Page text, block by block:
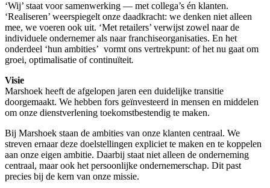
‘Wij’ staat voor samenwerking — met collega’s én klanten.
‘Realiseren’ weerspiegelt onze daadkracht: we denken niet alleen
mee, we voeren ook uit. ‘Met retailers’ verwijst zowel naar de
individuele ondernemer als naar franchiseorganisaties. En het
onderdeel ‘hun ambities’ vormt ons vertrekpunt: of het nu gaat om
groei, optimalisatie of continuïteit.
Visie
Marshoek heeft de afgelopen jaren een duidelijke transitie
doorgemaakt. We hebben fors geïnvesteerd in mensen en middelen
om onze dienstverlening toekomstbestendig te maken.
Bij Marshoek staan de ambities van onze klanten centraal. We
streven ernaar deze doelstellingen expliciet te maken en te koppelen
aan onze eigen ambitie. Daarbij staat niet alleen de onderneming
centraal, maar ook het persoonlijke ondernemerschap. Dit past
precies bij de kern van onze missie.